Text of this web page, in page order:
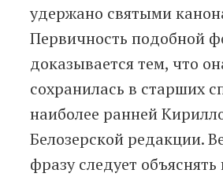
удержано святыми
Первичность подобной
доказывается тем, что
сохранилась в старших
наиболее ранней
Белозерской редакции.
фразу следует